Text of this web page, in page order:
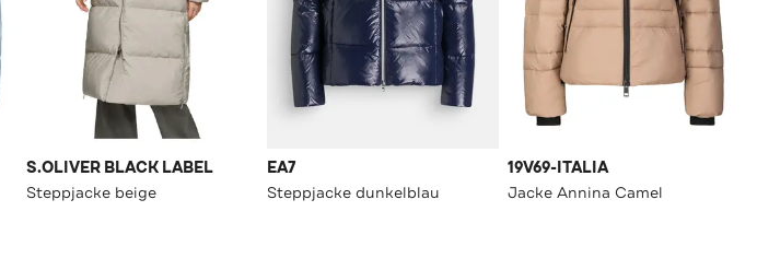
S.OLIVER BLACK LABEL
Steppjacke beige
EA7
Steppjacke dunkelblau
19V69-ITALIA
Jacke Annina Camel